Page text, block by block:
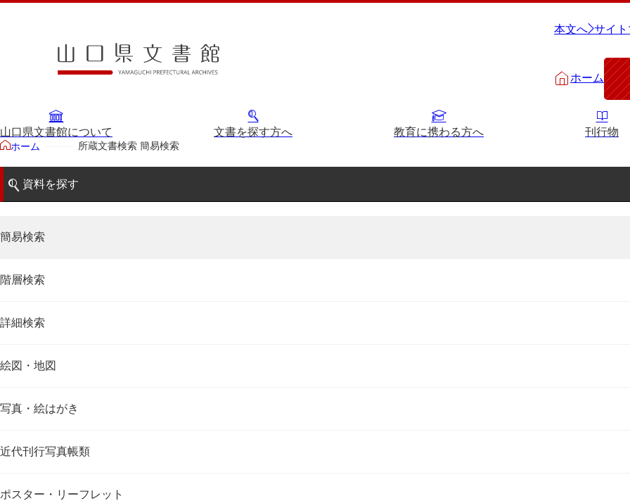
本文へ サイ
ホーム
山口県文書館について 文書を探す方へ 教育に携わる方へ 刊行物
ホーム 所蔵文書検索 簡易検索
資料を探す
簡易検索
階層検索
詳細検索
絵図・地図
写真・絵はがき
近代刊行写真帳類
ポスター・リーフレット